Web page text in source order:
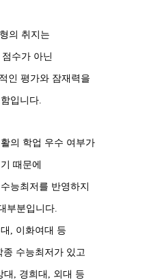
의 취지는
수가 아닌
인 평가와 잠재력을
입니다.
의 학업 우수 여부가
때문에
능최저를 반영하지
부분입니다.
, 이화여대 등
수능최저가 있고
대, 경희대, 외대 등